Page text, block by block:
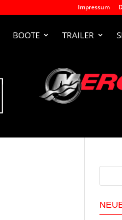
Impressum
BOOTE TRAILER